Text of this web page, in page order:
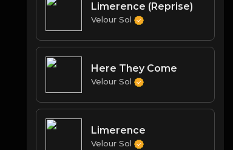
Limerence (Reprise)
Velour Sol
Here They Come
Velour Sol
Limerence
Velour Sol